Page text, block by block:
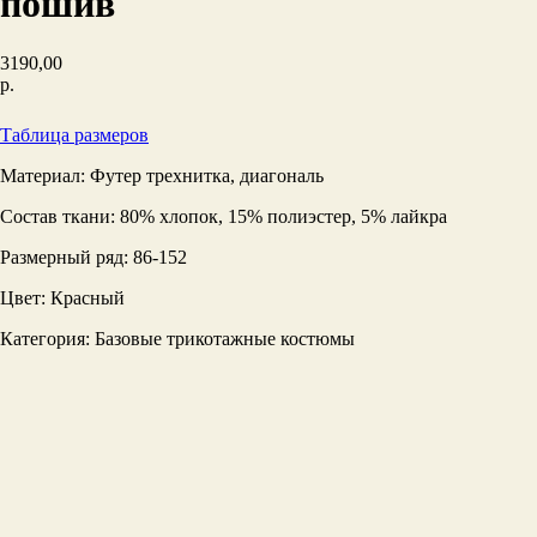
3190,00
р.
Таблица размеров
Материал: Футер трехнитка, диагональ
Состав ткани: 80% хлопок, 15% полиэстер, 5% лайкра
Размерный ряд: 86-152
Цвет: Красный
Категория: Базовые трикотажные костюмы